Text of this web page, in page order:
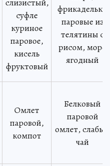
суфле
куриное
паровое,
кисель
фруктовый
фрикадельки
паровые из
телятины с
рисом, морс
ягодный
Омлет
паровой,
компот
Белковый
паровой
омлет, слабый
чай